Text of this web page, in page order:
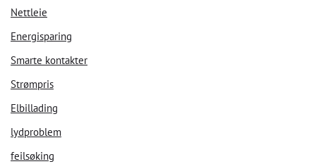
Nettleie
Energisparing
Smarte kontakter
Strømpris
Elbillading
lydproblem
feilsøking